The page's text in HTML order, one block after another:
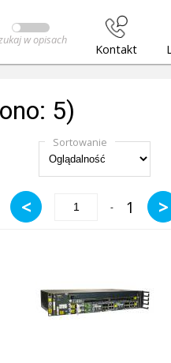
w opisach
Kontakt
5)
Sortowanie
< - 1 >